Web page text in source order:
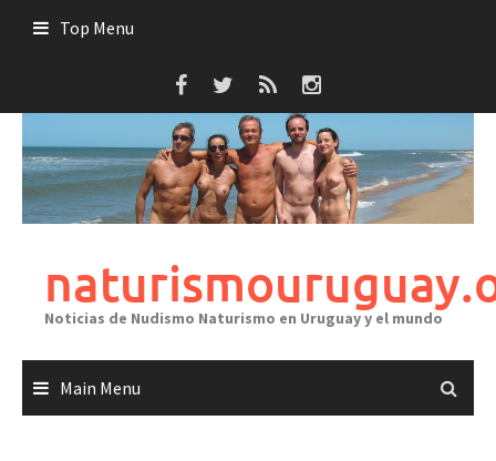
Top Menu
Noticias de Nudismo Naturismo en Uruguay y el mundo
Main Menu